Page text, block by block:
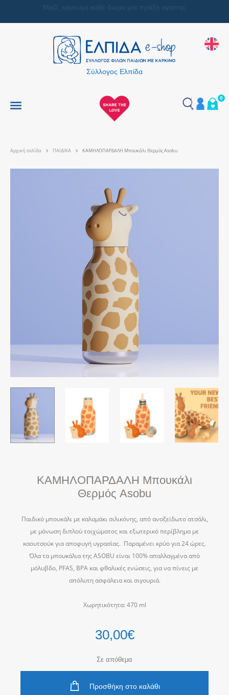
Μαζί, κάνουμε κάθε δώρο μια πράξη αγάπης
Σύλλογος Ελπίδα
0
Αρχική σελίδα ΠΑΙΔΙΚΑ ΚΑΜΗΛΟΠΑΡΔΑΛΗ Μπουκάλι Θερμός Asobu
ΚΑΜΗΛΟΠΑΡΔΑΛΗ Μπουκάλι
Θερμός Asobu
Παιδικό μπουκάλι με καλαμάκι σιλικόνης, από ανοξείδωτο ατσάλι,
με μόνωση διπλού τοιχώματος και εξωτερικό περίβλημα με
καουτσούκ για αποφυγή υγρασίας. Παραμένει κρύο για 24 ώρες.
Όλα τα μπουκάλια της ASOBU είναι 100% απαλλαγμένα από
μόλυβδο, PFAS, BPA και φθαλικές ενώσεις, για να πίνεις με
απόλυτη ασφάλεια και σιγουριά.
Χωρητικότητα: 470 ml
30,00€
Σε απόθεμα
Προσθήκη στο καλάθι